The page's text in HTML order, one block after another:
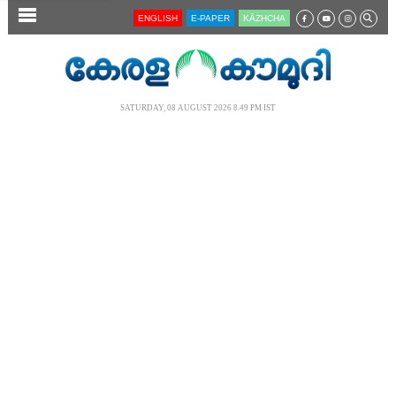
SECTIONS ENGLISH E-PAPER KĀZHCHA
SATURDAY, 08 AUGUST 2026 8.49 PM IST